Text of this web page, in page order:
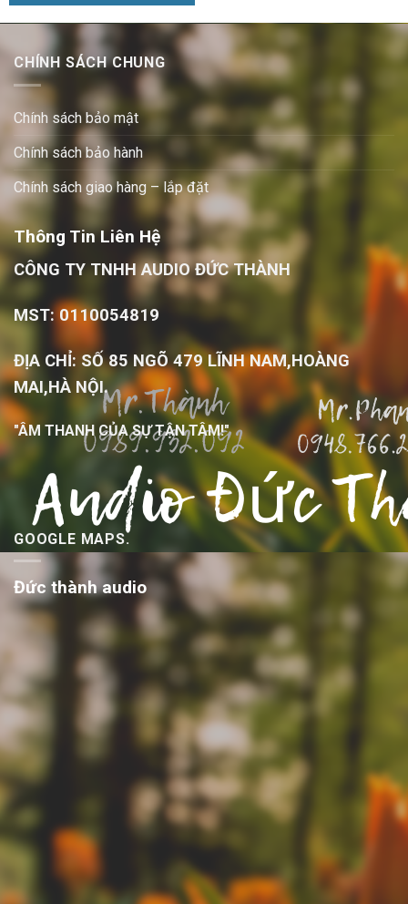
CHÍNH SÁCH CHUNG
Chính sách bảo mật
Chính sách bảo hành
Chính sách giao hàng – lắp đặt
Thông Tin Liên Hệ
CÔNG TY TNHH AUDIO ĐỨC THÀNH
MST: 0110054819
ĐỊA CHỈ: SỐ 85 NGÕ 479 LĨNH NAM,HOÀNG
MAI,HÀ NỘI.
"ÂM THANH CỦA SỰ TẬN TÂM!"
GOOGLE MAPS.
Đức thành audio